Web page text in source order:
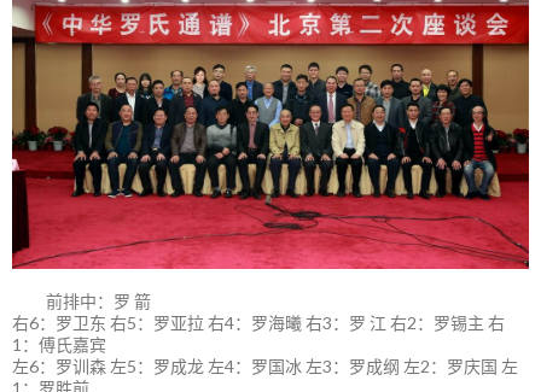
前排中：罗 箭
右6：罗卫东 右5：罗亚拉 右4：罗海曦 右3：罗 江 右2：罗锡主 右
1：傅氏嘉宾
左6：罗训森 左5：罗成龙 左4：罗国冰 左3：罗成纲 左2：罗庆国 左